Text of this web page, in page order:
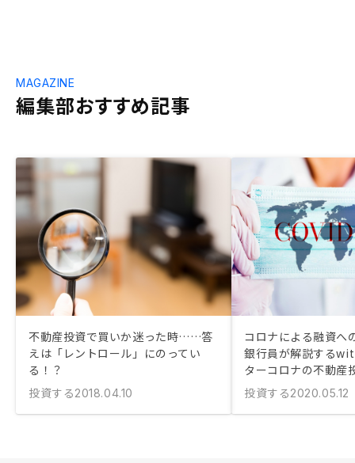
編集部おすすめ記事
MAGAZINE
不動産投資で買いか迷った時……答
えは「レントロール」にのってい
る！？
投資する2018.04.10
コロナによる融資へ
銀行員が解説する
ターコロナの不動産
投資する2020.05.12